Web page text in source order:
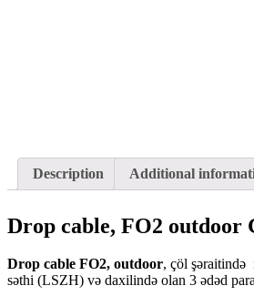
Description Additional
Drop cable, FO2 outdoor
Drop cable FO2, outdoor, çöl şəraitində
səthi (LSZH) və daxilində olan 3 ədəd